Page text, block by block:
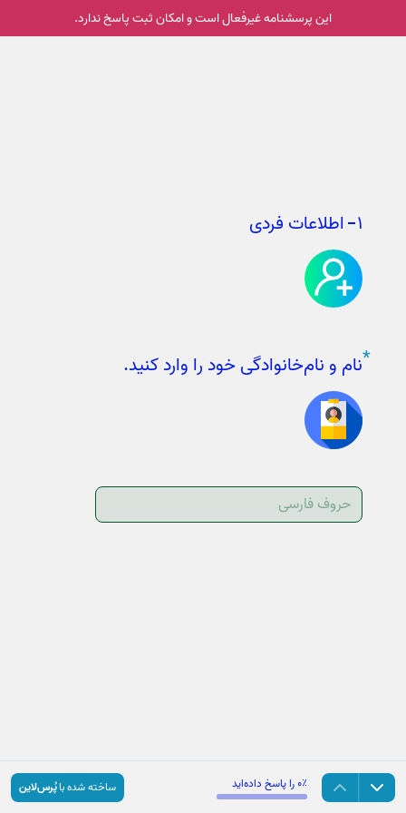
این پرسشنامه غیر‌فعال است و امکان ثبت پاسخ ندارد.
۱ اطلاعات فردی
*نام و نام‌خانوادگی خود را وارد کنید.
۰٪ را پاسخ داده‌اید ساخته شده باپُرس‌لاین